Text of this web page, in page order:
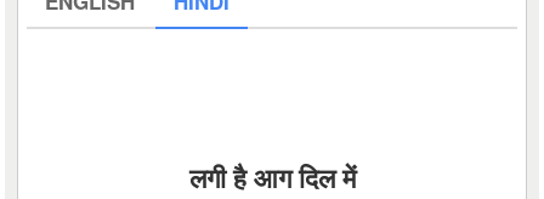
लगी है आग दिल में